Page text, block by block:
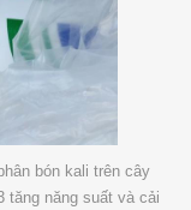
bón kali trên cây
tăng năng suất và cải